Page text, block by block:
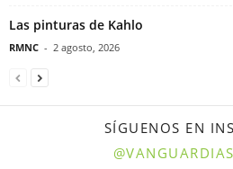
Las pinturas de Kahlo
RMNC - 2 agosto, 2026
SÍGUENOS EN